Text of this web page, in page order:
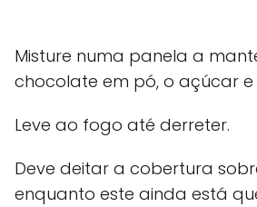
Misture numa panela a
chocolate em pó, o açúcar e
Leve ao fogo até derreter.
Deve deitar a cobertura
enquanto este ainda está